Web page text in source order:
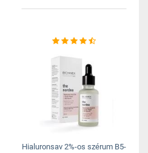
Hialuronsav 2%-os szérum B5-